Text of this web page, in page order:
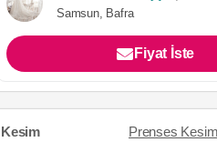
Samsun, Bafra
Fiyat İste
Kesim Prenses Kesim